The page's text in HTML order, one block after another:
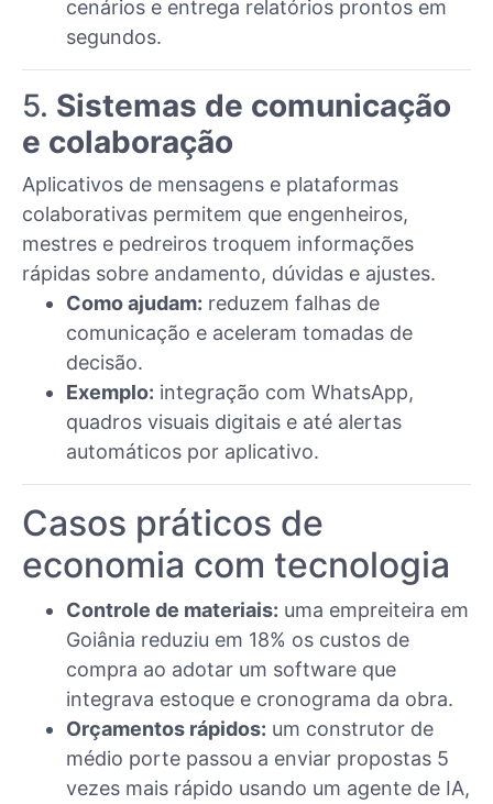
cenários e entrega relatórios prontos em
segundos.
5. Sistemas de comunicação
e colaboração
Aplicativos de mensagens e plataformas
colaborativas permitem que engenheiros,
mestres e pedreiros troquem informações
rápidas sobre andamento, dúvidas e ajustes.
Como ajudam: reduzem falhas de
comunicação e aceleram tomadas de
decisão.
Exemplo: integração com WhatsApp,
quadros visuais digitais e até alertas
automáticos por aplicativo.
Casos práticos de
economia com tecnologia
Controle de materiais: uma empreiteira em
Goiânia reduziu em 18% os custos de
compra ao adotar um software que
integrava estoque e cronograma da obra.
Orçamentos rápidos: um construtor de
médio porte passou a enviar propostas 5
vezes mais rápido usando um agente de IA,